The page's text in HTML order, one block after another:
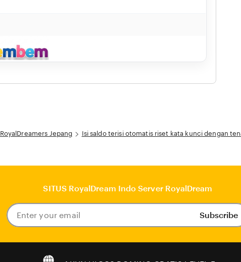
RoyalDreamers Jepang
Isi saldo terisi otomatis riset kata kunci dengan
SITUS RoyalDream Indo Server RoyalDream
Enter
your
Subscribe